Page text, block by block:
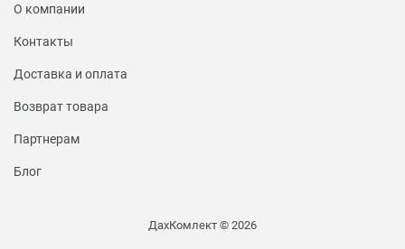
О компании
Контакты
Доставка и оплата
Возврат товара
Партнерам
Блог
ДахКомлект © 2026